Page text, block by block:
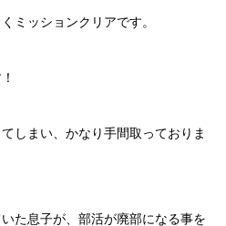
ミッションクリアです。
しまい、かなり手間取っておりま
た息子が、部活が廃部になる事を